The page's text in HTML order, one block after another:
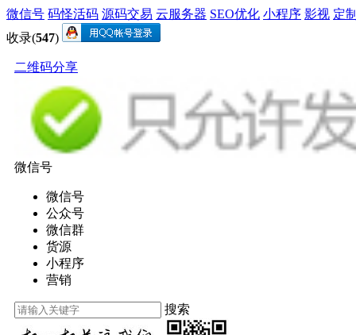
微信号 码怪活码 源码交易 云服务器 SEO优化 小程序 影视 定
收录(547)
二维码分享
微信号
微信号
公众号
微信群
货源
小程序
营销
搜索